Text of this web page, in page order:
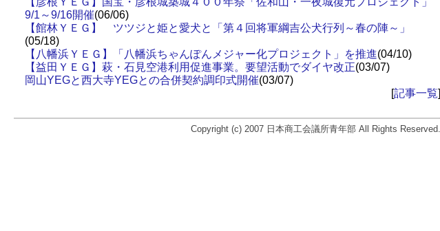
9/1～9/16開催(06/06)
【館林ＹＥＧ】 ツツジと姫と愛犬と「第４回将軍綱吉公犬行列～春の陣～」
(05/18)
【八幡浜ＹＥＧ】「八幡浜ちゃんぽんメジャー化プロジェクト」を推進(04/10)
【益田ＹＥＧ】萩・石見空港利用促進事業。要望活動でダイヤ改正(03/07)
岡山YEGと西大寺YEGとの合併契約調印式開催(03/07)
[記事一覧]
Copyright (c) 2007 日本商工会議所青年部 All Rights Reserved.